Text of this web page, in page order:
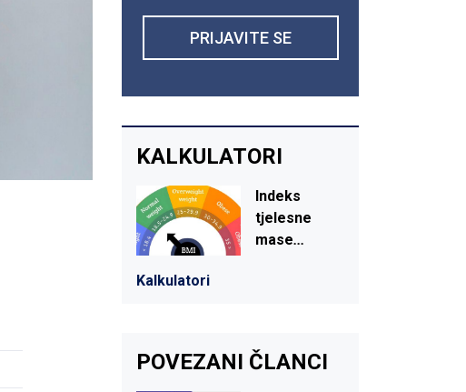
PRIJAVITE SE
KALKULATORI
Indeks
tjelesne
mase...
Kalkulatori
POVEZANI ČLANCI